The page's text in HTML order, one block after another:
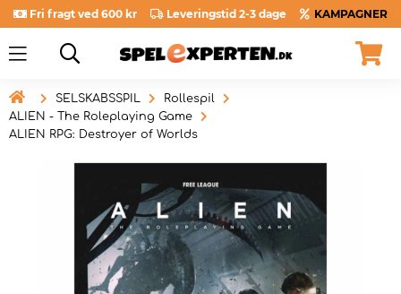
Fri fragt ved 600 kr Leveringstid 2-3 dage KAMPAGNER
 SELSKABSSPIL
Rollespil
ALIEN - The Roleplaying Game
ALIEN RPG: Destroyer of Worlds